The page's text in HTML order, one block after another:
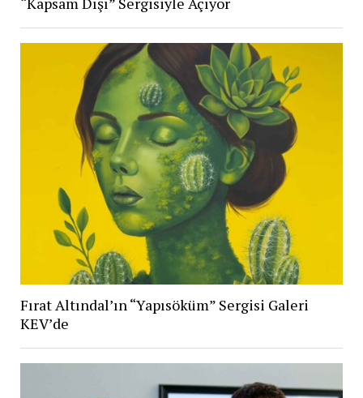
Fırat Altındal’ın “Yapısöküm” Sergisi Galeri
KEV’de